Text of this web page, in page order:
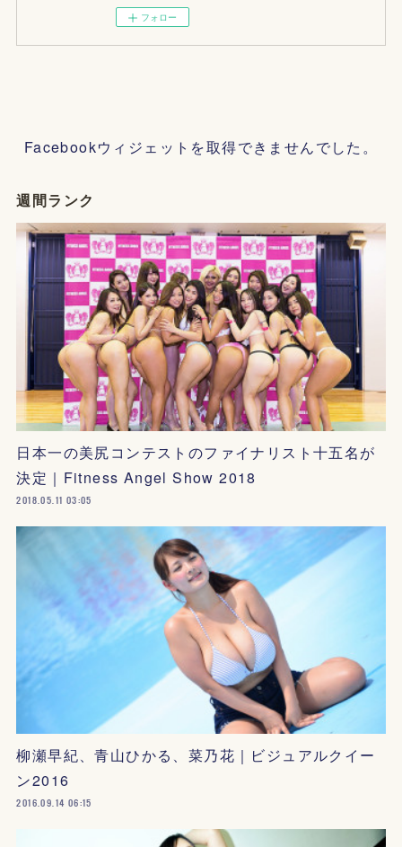
フォロー
Facebookウィジェットを取得できませんでした。
週間ランク
日本一の美尻コンテストのファイナリスト十五名が
決定｜Fitness Angel Show 2018
2018.05.11 03:05
柳瀬早紀、青山ひかる、菜乃花｜ビジュアルクイー
ン2016
2016.09.14 06:15